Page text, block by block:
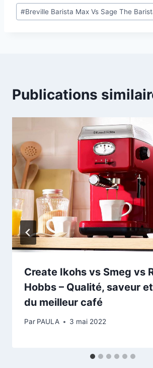
Étiquettes
de
#Breville Barista Max Vs Sage The
Publications
Create Ikohs vs Smeg vs
Hobbs – Qualité, saveur
du meilleur café
Par PAULA 3 mai 2022